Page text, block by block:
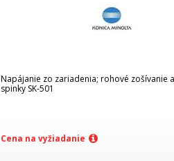
Napájanie zo zariadenia; rohové zošívanie
spinky SK-501
Cena na vyžiadanie